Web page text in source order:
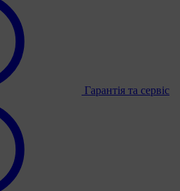
Гарантія та сервіс